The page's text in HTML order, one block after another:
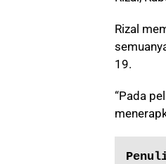
Rizal
19.
“Pada